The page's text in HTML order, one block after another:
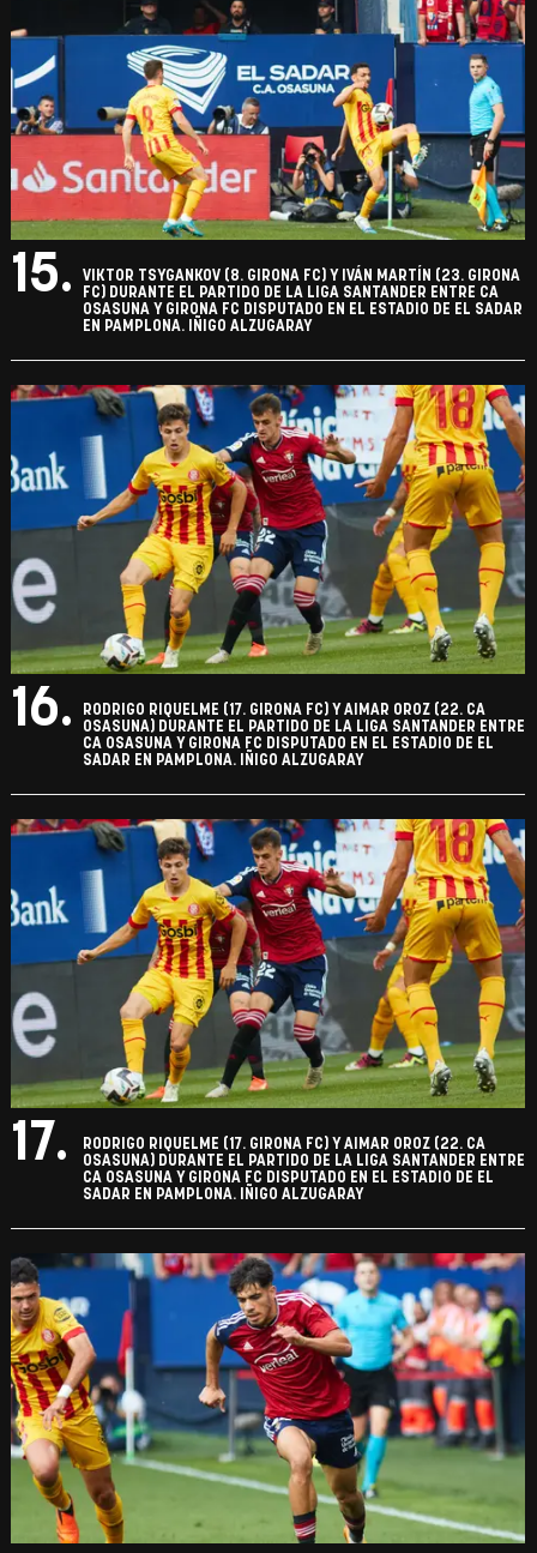
15.
VIKTOR TSYGANKOV (8. GIRONA FC) Y IVÁN MARTÍN (23. GIRONA
FC) DURANTE EL PARTIDO DE LA LIGA SANTANDER ENTRE CA
OSASUNA Y GIRONA FC DISPUTADO EN EL ESTADIO DE EL SADAR
EN PAMPLONA. IÑIGO ALZUGARAY
16.
RODRIGO RIQUELME (17. GIRONA FC) Y AIMAR OROZ (22. CA
OSASUNA) DURANTE EL PARTIDO DE LA LIGA SANTANDER ENTRE
CA OSASUNA Y GIRONA FC DISPUTADO EN EL ESTADIO DE EL
SADAR EN PAMPLONA. IÑIGO ALZUGARAY
17.
RODRIGO RIQUELME (17. GIRONA FC) Y AIMAR OROZ (22. CA
OSASUNA) DURANTE EL PARTIDO DE LA LIGA SANTANDER ENTRE
CA OSASUNA Y GIRONA FC DISPUTADO EN EL ESTADIO DE EL
SADAR EN PAMPLONA. IÑIGO ALZUGARAY